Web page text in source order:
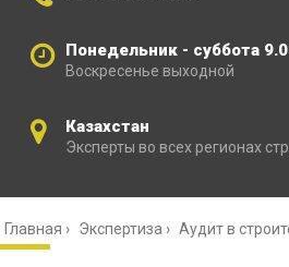
Понедельник - суббота
Воскресенье выходной
Казахстан
Эксперты во всех регионах
Главная › Экспертиза › Аудит в